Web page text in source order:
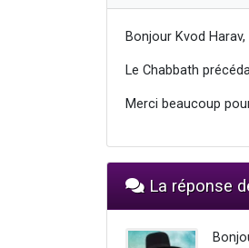
Bonjour Kvod Harav,
Le Chabbath
Merci beaucoup
La réponse